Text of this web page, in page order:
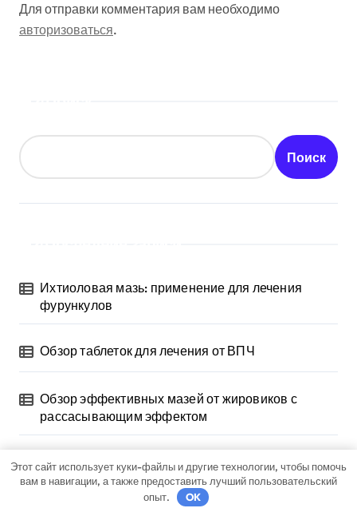
Для отправки комментария вам необходимо
авторизоваться.
Поиск
Ихтиоловая мазь: применение для лечения
фурункулов
Обзор таблеток для лечения от ВПЧ
Обзор эффективных мазей от жировиков с
рассасывающим эффектом
Насколько опасен положительный тест на впч 45
Как лечить вирус папилломы у мужчин: обзор
Этот сайт использует куки-файлы и другие технологии, чтобы помочь
вам в навигации, а также предоставить лучший пользовательский
опыт.
OK